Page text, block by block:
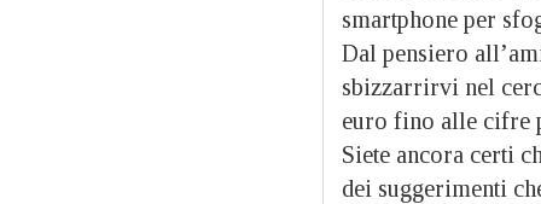
smartphone per
Dal pensiero
sbizzarrirvi nel
euro fino alle cifre
Siete ancora certi
dei suggerimenti